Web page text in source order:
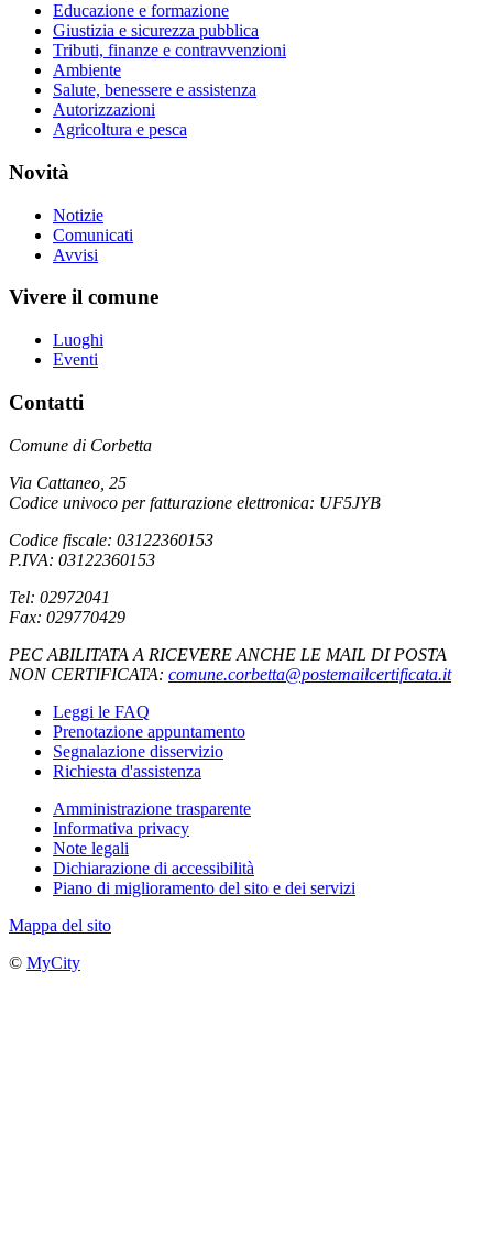
Educazione e formazione
Giustizia e sicurezza pubblica
Tributi, finanze e contravvenzioni
Ambiente
Salute, benessere e assistenza
Autorizzazioni
Agricoltura e pesca
Novità
Notizie
Comunicati
Avvisi
Vivere il comune
Luoghi
Eventi
Contatti
Comune di Corbetta
Via Cattaneo, 25
Codice univoco per fatturazione elettronica: UF5JYB
Codice fiscale: 03122360153
P.IVA: 03122360153
Tel: 02972041
Fax: 029770429
PEC ABILITATA A RICEVERE ANCHE LE MAIL DI POSTA
NON CERTIFICATA: comune.corbetta@postemailcertificata.it
Leggi le FAQ
Prenotazione appuntamento
Segnalazione disservizio
Richiesta d'assistenza
Amministrazione trasparente
Informativa privacy
Note legali
Dichiarazione di accessibilità
Piano di miglioramento del sito e dei servizi
Mappa del sito
© MyCity